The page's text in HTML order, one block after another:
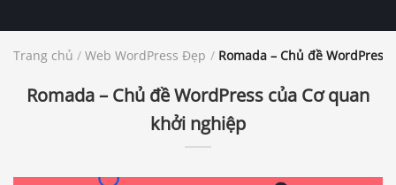
Trang chủ / Web WordPress Đẹp / Romada – Chủ đề
Romada – Chủ đề WordPress của Cơ quan
khởi nghiệp